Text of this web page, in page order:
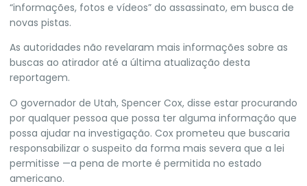
“informações, fotos e vídeos” do assassinato, em busca de
novas pistas.
As autoridades não revelaram mais informações sobre as
buscas ao atirador até a última atualização desta
reportagem.
O governador de Utah, Spencer Cox, disse estar procurando
por qualquer pessoa que possa ter alguma informação que
possa ajudar na investigação. Cox prometeu que buscaria
responsabilizar o suspeito da forma mais severa que a lei
permitisse —a pena de morte é permitida no estado
americano.